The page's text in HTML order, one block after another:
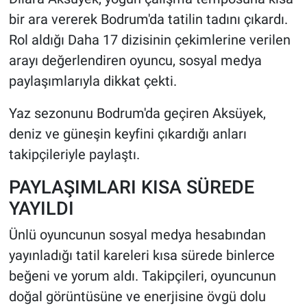
bir ara vererek Bodrum'da tatilin tadını çıkardı.
Rol aldığı Daha 17 dizisinin çekimlerine verilen
arayı değerlendiren oyuncu, sosyal medya
paylaşımlarıyla dikkat çekti.
Yaz sezonunu Bodrum'da geçiren Aksüyek,
deniz ve güneşin keyfini çıkardığı anları
takipçileriyle paylaştı.
PAYLAŞIMLARI KISA SÜREDE
YAYILDI
Ünlü oyuncunun sosyal medya hesabından
yayınladığı tatil kareleri kısa sürede binlerce
beğeni ve yorum aldı. Takipçileri, oyuncunun
doğal görüntüsüne ve enerjisine övgü dolu
HABERDE İNSAN
POLİTİKA
MAGAZİN